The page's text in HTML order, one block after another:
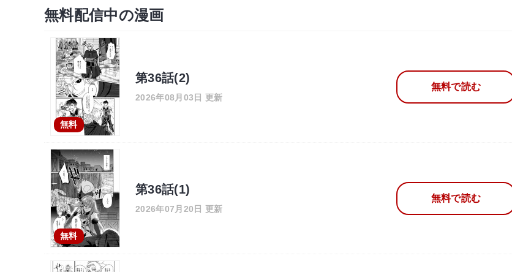
無料配信中の漫画
無料
第36話(2)
2026年08月03日 更新
無料で読む
無料
第36話(1)
2026年07月20日 更新
無料で読む